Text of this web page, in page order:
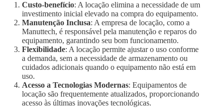
Custo-benefício: A locação elimina a necessidade de um
investimento inicial elevado na compra do equipamento.
Manutenção Inclusa: A empresa de locação, como a
Manuttech, é responsável pela manutenção e reparos do
equipamento, garantindo seu bom funcionamento.
Flexibilidade: A locação permite ajustar o uso conforme
a demanda, sem a necessidade de armazenamento ou
cuidados adicionais quando o equipamento não está em
uso.
Acesso a Tecnologias Modernas: Equipamentos de
locação são frequentemente atualizados, proporcionando
acesso às últimas inovações tecnológicas.